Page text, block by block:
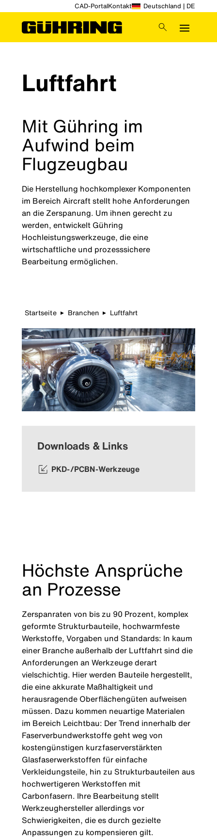
CAD-PortalKontakt Deutschland | DE
Luftfahrt
Mit Gühring im
Aufwind beim
Flugzeugbau
Die Herstellung hochkomplexer Komponenten
im Bereich Aircraft stellt hohe Anforderungen
an die Zerspanung. Um ihnen gerecht zu
werden, entwickelt Gühring
Hochleistungswerkzeuge, die eine
wirtschaftliche und prozesssichere
Bearbeitung ermöglichen.
Startseite ▶ Branchen ▶ Luftfahrt
Downloads & Links
PKD-/PCBN-Werkzeuge
Höchste Ansprüche
an Prozesse
Zerspanraten von bis zu 90 Prozent, komplex
geformte Strukturbauteile, hochwarmfeste
Werkstoffe, Vorgaben und Standards: In kaum
einer Branche außerhalb der Luftfahrt sind die
Anforderungen an Werkzeuge derart
vielschichtig. Hier werden Bauteile hergestellt,
die eine akkurate Maßhaltigkeit und
herausragende Oberflächengüten aufweisen
müssen. Dazu kommen neuartige Materialen
im Bereich Leichtbau: Der Trend innerhalb der
Faserverbundwerkstoffe geht weg von
kostengünstigen kurzfaserverstärkten
Glasfaserwerkstoffen für einfache
Verkleidungsteile, hin zu Strukturbauteilen aus
hochwertigeren Werkstoffen mit
Carbonfasern. Ihre Bearbeitung stellt
Werkzeughersteller allerdings vor
Schwierigkeiten, die es durch gezielte
Anpassungen zu kompensieren gilt.